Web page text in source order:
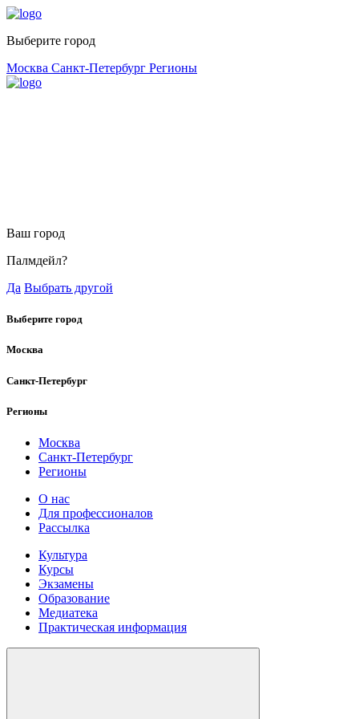
Выберите город
Москва Санкт-Петербург Регионы
Ваш город
Палмдейл?
Да Выбрать другой
Выберите город
Москва
Санкт-Петербург
Регионы
Москва
Санкт-Петербург
Регионы
О нас
Для профессионалов
Рассылка
Культура
Курсы
Экзамены
Образование
Медиатека
Практическая информация